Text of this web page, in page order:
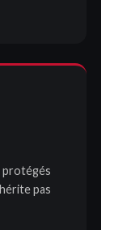
protégés
pas